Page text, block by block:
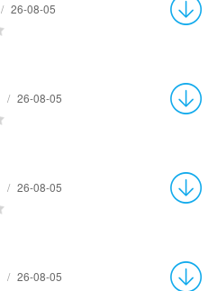
/ 26-08-05
/ 26-08-05
/ 26-08-05
/ 26-08-05